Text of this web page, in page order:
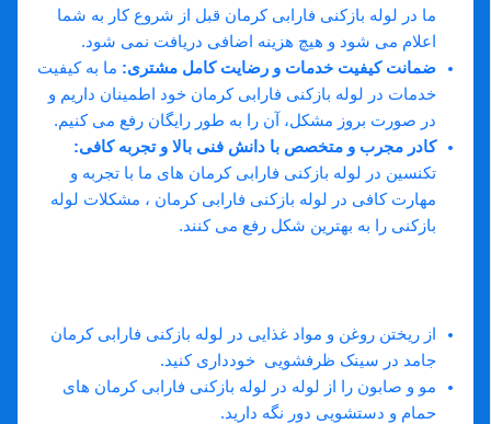
ما در لوله بازکنی فارابی کرمان قبل از شروع کار به شما
اعلام می شود و هیچ هزینه اضافی دریافت نمی شود.
ضمانت کیفیت خدمات و رضایت کامل مشتری: ما به کیفیت
خدمات در لوله بازکنی فارابی کرمان خود اطمینان داریم و
در صورت بروز مشکل، آن را به طور رایگان رفع می کنیم.
کادر مجرب و متخصص با دانش فنی بالا و تجربه کافی:
تکنسین در لوله بازکنی فارابی کرمان های ما با تجربه و
مهارت کافی در لوله بازکنی فارابی کرمان ، مشکلات لوله
بازکنی را به بهترین شکل رفع می کنند.
از ریختن روغن و مواد غذایی در لوله بازکنی فارابی کرمان
جامد در سینک ظرفشویی خودداری کنید.
مو و صابون را از لوله در لوله بازکنی فارابی کرمان های
حمام و دستشویی دور نگه دارید.